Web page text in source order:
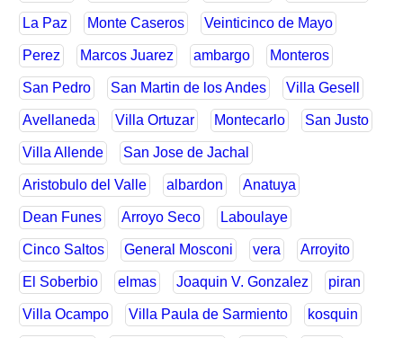
La Paz Monte Caseros Veinticinco de Mayo
Perez Marcos Juarez ambargo Monteros
San Pedro San Martin de los Andes Villa Gesell
Avellaneda Villa Ortuzar Montecarlo San Justo
Villa Allende San Jose de Jachal
Aristobulo del Valle albardon Anatuya
Dean Funes Arroyo Seco Laboulaye
Cinco Saltos General Mosconi vera Arroyito
El Soberbio elmas Joaquin V. Gonzalez piran
Villa Ocampo Villa Paula de Sarmiento kosquin